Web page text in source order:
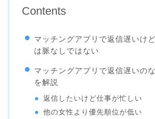
Contents
マッチングアプリで返信遅いけ
は脈なしではない
マッチングアプリで返信遅いの
を解説
返信したいけど仕事が忙しい
他の女性より優先順位が低い